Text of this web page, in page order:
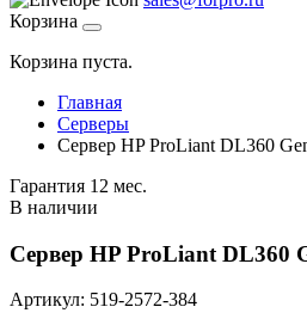
Корзина
Корзина пуста.
Главная
Серверы
Сервер HP ProLiant DL360
Гарантия 12 мес.
В наличии
Сервер HP ProLiant DL360
Артикул: 519-2572-384